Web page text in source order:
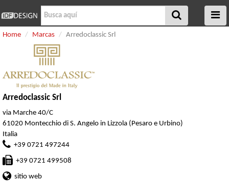
Home Marcas Arredoclassic Srl
Arredoclassic Srl
via Marche 40/C
61020 Montecchio di S. Angelo in Lizzola (Pesaro e Urbino)
Italia
+39 0721 497244
+39 0721 499508
sitio web